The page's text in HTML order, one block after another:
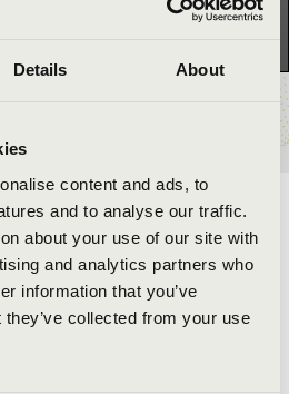
Details About
content and ads, to
and to analyse our traffic.
about your use of our site with
and analytics partners who
information that you’ve
collected from your use
Kattints ide az aktuális
- szoprán